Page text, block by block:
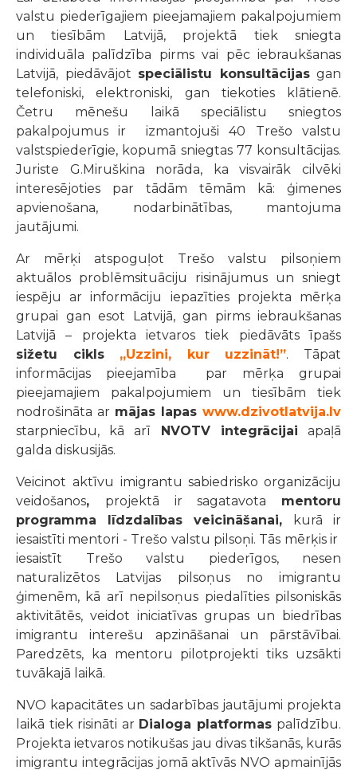
valstu piederīgajiem pieejamajiem pakalpojumiem
un tiesībām
Latvijā, projektā tiek sniegta
individuāla palīdzība pirms vai pēc iebraukšanas
Latvijā, piedāvājot speciālistu konsultācijasgan
telefoniski, elektroniski, gan tiekoties klātienē.
Četru mēnešu laikā speciālistu sniegtos
pakalpojumus ir izmantojuši 40 Trešo valstu
valstspiederīgie, kopumā sniegtas 77 konsultācijas.
Juriste G.Miruškina norāda, ka visvairāk cilvēki
interesējoties par tādām tēmām kā: ģimenes
apvienošana, nodarbinātības, mantojuma
jautājumi.
Ar mērķi atspoguļot Trešo valstu pilsoņiem
aktuālos problēmsituāciju risinājumus un sniegt
iespēju ar informāciju iepazīties projekta mērķa
grupai gan esot Latvijā, gan pirms iebraukšanas
Latvijā – projekta ietvaros tiek piedāvāts īpašs
sižetu cikls „Uzzini, kur uzzināt!”. Tāpat
informācijas pieejamība par mērķa grupai
pieejamajiem pakalpojumiem un tiesībām tiek
nodrošināta ar mājas lapas www.dzivotlatvija.lv
starpniecību, kā arī NVOTV integrācijai apaļā
galda diskusijās.
Veicinot aktīvu imigrantu sabiedrisko organizāciju
veidošanos, projektā ir sagatavota mentoru
programma līdzdalības veicināšanai,
kurā ir
iesaistīti mentori - Trešo valstu pilsoņi. Tās mērķis ir
iesaistīt Trešo valstu piederīgos, nesen
naturalizētos Latvijas pilsoņus no imigrantu
ģimenēm, kā arī nepilsoņus piedalīties pilsoniskās
aktivitātēs, veidot iniciatīvas grupas un biedrības
imigrantu interešu apzināšanai un pārstāvībai.
Paredzēts, ka mentoru pilotprojekti tiks uzsākti
tuvākajā laikā.
NVO kapacitātes un sadarbības jautājumi projekta
laikā tiek risināti ar Dialoga platformas palīdzību.
Projekta ietvaros notikušas jau divas tikšanās, kurās
imigrantu integrācijas jomā aktīvās NVO apmainījās